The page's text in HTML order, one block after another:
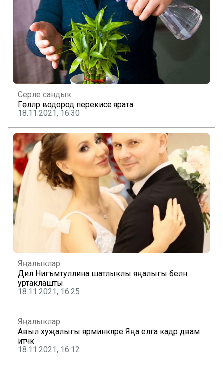
Серле сандык
Гөлләр водород перекисе ярата
18.11.2021, 16:30
Яңалыклар
Дилә Нигъмәтуллина шатлыклы яңалыгы белән
уртаклашты
18.11.2021, 16:25
Яңалыклар
Авыл хуҗалыгы ярминкәләре Яңа елга кадәр дәвам
итәчәк
18.11.2021, 16:12